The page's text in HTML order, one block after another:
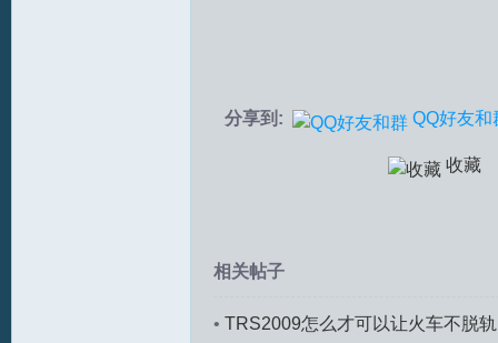
分享到: QQ好友和
收藏
相关帖子
• TRS2009怎么才可以让火车不脱轨